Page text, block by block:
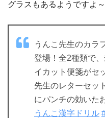
グラスもあるようですよ
うんこ先生のカラ
登場！全2種類で
イカット便箋がセ
先生のレターセッ
にパンチの効いた
うんこ漢字ドリル